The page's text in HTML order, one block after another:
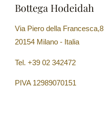
Bottega Hodeidah
Via Piero della Francesca,8
20154 Milano - Italia
Tel. +39 02 342472
PIVA 12989070151